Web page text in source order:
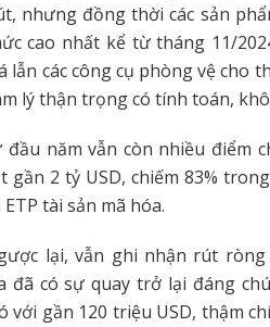
nhưng đồng thời các sản
cao nhất kể từ tháng 11/
lẫn các công cụ phòng vệ cho
lý thận trọng có tính toán,
năm vẫn còn nhiều điểm
gần 2 tỷ USD, chiếm 83%
tài sản mã hóa.
lại, vẫn ghi nhận rút
đã có sự quay trở lại đáng
với gần 120 triệu USD, thậm